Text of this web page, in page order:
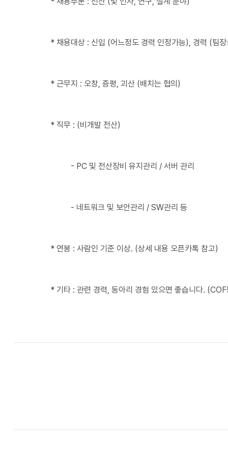
* 채용대상 : 신입 (어느정도 경력 인정가능), 경력 (팀
* 근무지 : 오창, 증평, 괴산 (배치는 협의)
* 직무 : (비개발 전산)
- PC 및 전산장비 유지관리 / 서버 관리
- 네트워크 및 보안관리 / SW관리 등
* 연봉 : 사람인 기준 이상. (상세 내용 오픈카톡 참고)
* 기타 : 관련 경력, 동아리 경험 있으면 좋습니다.